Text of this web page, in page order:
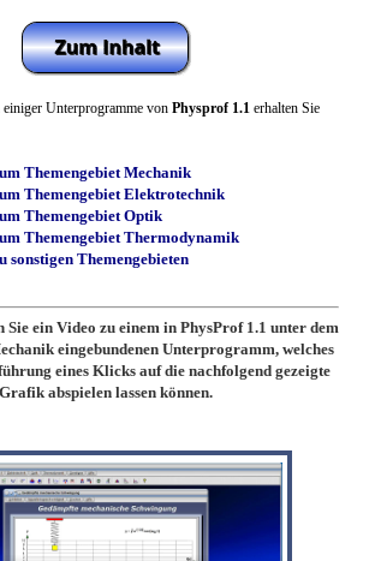
einiger Unterprogramme von Physprof 1.1 erhalten Sie
Themengebiet Mechanik
Themengebiet Elektrotechnik
Themengebiet Optik
Themengebiet Thermodynamik
sonstigen Themengebieten
Sie ein Video zu einem in PhysProf 1.1 unter dem
eingebundenen Unterprogramm, welches
eines Klicks auf die nachfolgend gezeigte
Grafik abspielen lassen können.